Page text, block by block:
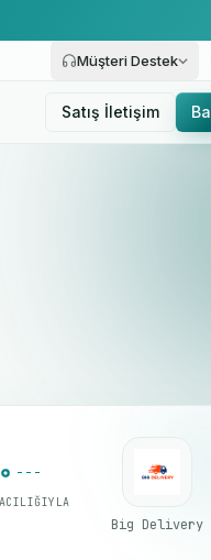
Müşteri Destek
Satış İletişim
Big Delivery